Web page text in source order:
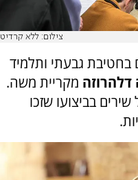
צילום: ללא קרדיט
בחטיבת גבעתי ותלמיד
דלהרוזה מקריית משה.
בביצועו שזכו